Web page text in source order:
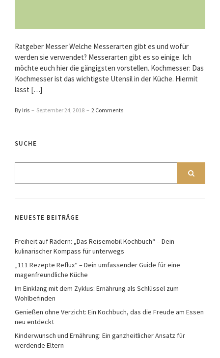
Ratgeber Messer Welche Messerarten gibt es und wofür
werden sie verwendet? Messerarten gibt es so einige. Ich
möchte euch hier die gängigsten vorstellen. Kochmesser: Das
Kochmesser ist das wichtigste Utensil in der Küche. Hiermit
lässt […]
By Iris – September 24, 2018 – 2 Comments
SUCHE
NEUESTE BEITRÄGE
Freiheit auf Rädern: „Das Reisemobil Kochbuch“ – Dein
kulinarischer Kompass für unterwegs
„111 Rezepte Reflux“ – Dein umfassender Guide für eine
magenfreundliche Küche
Im Einklang mit dem Zyklus: Ernährung als Schlüssel zum
Wohlbefinden
Genießen ohne Verzicht: Ein Kochbuch, das die Freude am Essen
neu entdeckt
Kinderwunsch und Ernährung: Ein ganzheitlicher Ansatz für
werdende Eltern